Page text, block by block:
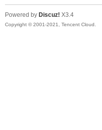
Powered by Discuz! X3.4
Copyright © 2001-2021, Tencent Cloud.